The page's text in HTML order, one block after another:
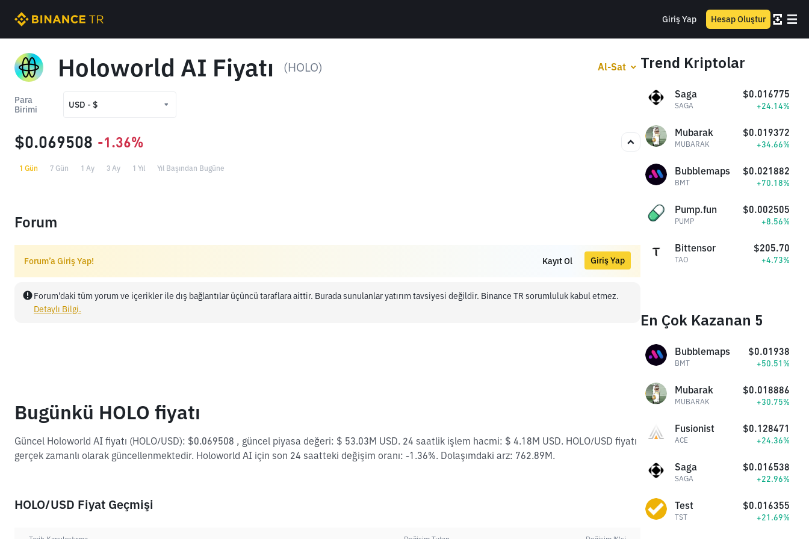
Giriş Yap Hesap Oluştur
Holoworld AI Fiyatı (HOLO) Al-Sat
Para
Birimi
USD - $
TRY - ₺
$0.069508 -1.36%
1 Gün 7 Gün 1 Ay 3 Ay 1 Yıl Yıl Başından Bugüne
Forum
Forum’a Giriş Yap! Kayıt Ol Giriş Yap
Forum'daki tüm yorum ve içerikler ile dış bağlantılar üçüncü taraflara aittir. Burada sunulanlar yatırım tavsiyesi değildir. Binance TR sorumluluk kabul etmez.
Detaylı Bilgi.
Bugünkü HOLO fiyatı
Güncel Holoworld AI fiyatı (HOLO/USD): $0.069508 , güncel piyasa değeri: $ 53.03M USD. 24 saatlik işlem hacmi: $ 4.18M USD. HOLO/USD fiyatı
gerçek zamanlı olarak güncellenmektedir. Holoworld AI için son 24 saatteki değişim oranı: -1.36%. Dolaşımdaki arz: 762.89M.
HOLO/USD Fiyat Geçmişi
Trend Kriptolar
Saga
SAGA
$0.016775
+24.14%
Mubarak
MUBARAK
$0.019372
+34.66%
Bubblemaps
BMT
$0.021882
+70.18%
Pump.fun
PUMP
$0.002505
+8.56%
Bittensor
TAO
$205.70
+4.73%
En Çok Kazanan 5
Bubblemaps
BMT
$0.01938
+50.51%
Mubarak
MUBARAK
$0.018886
+30.75%
Fusionist
ACE
$0.128471
+24.36%
Saga
SAGA
$0.016538
+22.96%
Test
TST
$0.016355
+21.69%